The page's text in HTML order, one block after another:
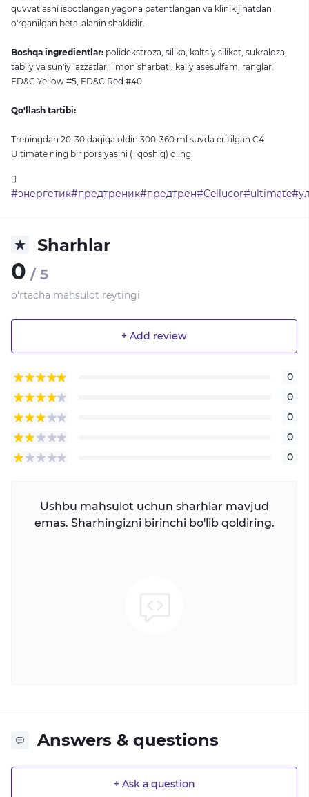
quvvatlashi isbotlangan yagona patentlangan va klinik jihatdan
o'rganilgan beta-alanin shaklidir.
Boshqa ingredientlar: polidekstroza, silika, kaltsiy silikat, sukraloza,
tabiiy va sun'iy lazzatlar, limon sharbati, kaliy asesulfam, ranglar:
FD&C Yellow #5, FD&C Red #40.
Qo'llash tartibi:
Treningdan 20-30 daqiqa oldin 300-360 ml suvda eritilgan C4
Ultimate ning bir porsiyasini (1 qoshiq) oling.
Sharhlar
0 / 5
o'rtacha mahsulot reytingi
+ Add review
0
0
0
0
0
Ushbu mahsulot uchun sharhlar mavjud
emas. Sharhingizni birinchi bo'lib qoldiring.
Answers & questions
+ Ask a question